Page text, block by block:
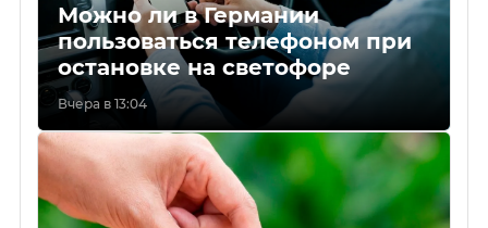
Можно ли в Германии
пользоваться телефоном при
остановке на светофоре
Вчера в 13:04